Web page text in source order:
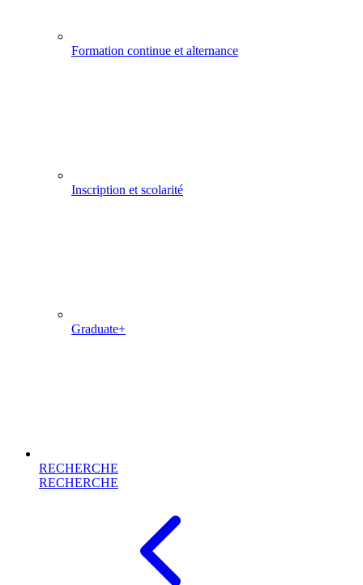
Formation continue et alternance
Inscription et scolarité
Graduate+
RECHERCHE
RECHERCHE